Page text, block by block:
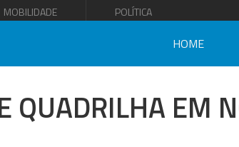
MOBILIDADE POLÍTICA
HOME
QUADRILHA EM